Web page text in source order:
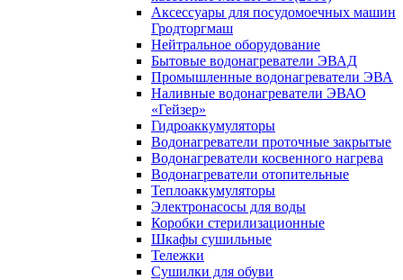
Аксессуары для посудомоечных машин
Гродторгмаш
Нейтральное оборудование
Бытовые водонагреватели ЭВАД
Промышленные водонагреватели ЭВА
Наливные водонагреватели ЭВАО
«Гейзер»
Гидроаккумуляторы
Водонагреватели проточные закрытые
Водонагреватели косвенного нагрева
Водонагреватели отопительные
Теплоаккумуляторы
Электронасосы для воды
Коробки стерилизационные
Шкафы сушильные
Тележки
Сушилки для обуви